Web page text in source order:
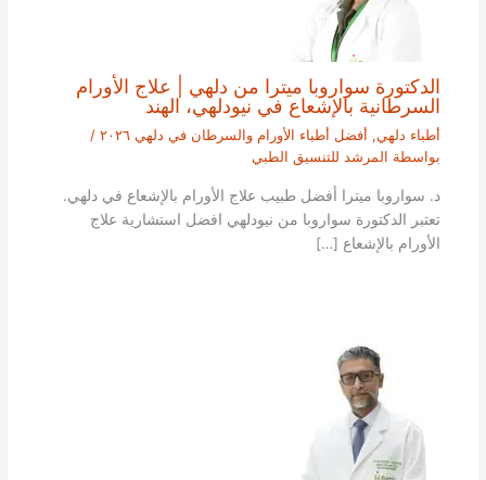
الدكتورة سواروبا ميترا من دلهي | علاج الأورام
السرطانية بالإشعاع في نيودلهي، الهند
أطباء دلهي, أفضل أطباء الأورام والسرطان في دلهي ٢٠٢٦
/
بواسطة المرشد للتنسيق الطبي
د. سواروبا ميترا أفضل طبيب علاج الأورام بالإشعاع في دلهي.
تعتبر الدكتورة سواروبا من نيودلهي افضل استشارية علاج
الأورام بالإشعاع […]